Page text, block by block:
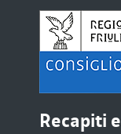
Recapiti